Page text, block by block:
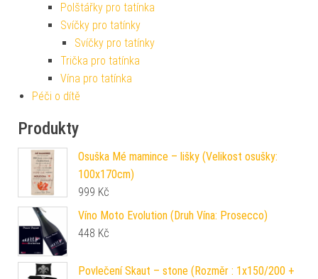
Polštářky pro tatínka
Svíčky pro tatínky
Svíčky pro tatínky
Trička pro tatínka
Vína pro tatínka
Péči o dítě
Produkty
Osuška Mé mamince – lišky (Velikost osušky:
100x170cm)
999 Kč
Víno Moto Evolution (Druh Vína: Prosecco)
448 Kč
Povlečení Skaut – stone (Rozměr : 1x150/200 +